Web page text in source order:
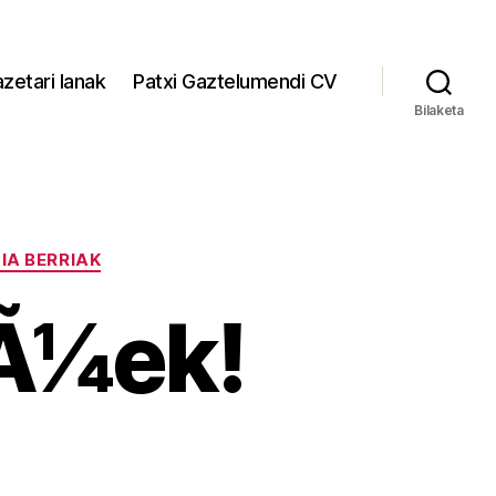
lanak Patxi Gaztelumendi CV
Bilaketa
BERRIAK